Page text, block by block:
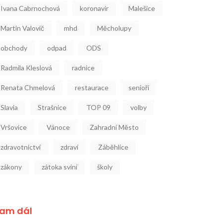
Ivana Cabrnochová koronavir Malešice
Martin Valovič mhd Měcholupy
obchody odpad ODS
Radmila Kleslová radnice
Renata Chmelová restaurace senioři
Slavia Strašnice TOP 09 volby
Vršovice Vánoce Zahradní Město
zdravotnictví zdraví Záběhlice
zákony zátoka sviní školy
dál